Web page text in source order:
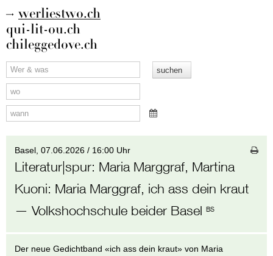
werliestwo.ch
qui-lit-ou.ch
chileggedove.ch
Basel,07.06.2026 / 16:00 Uhr
Literatur|spur: Maria Marggraf, Martina
Kuoni: Maria Marggraf, ich ass dein kraut
— Volkshochschule beider BaselBS
Der neue Gedichtband «ich ass dein kraut» von Maria